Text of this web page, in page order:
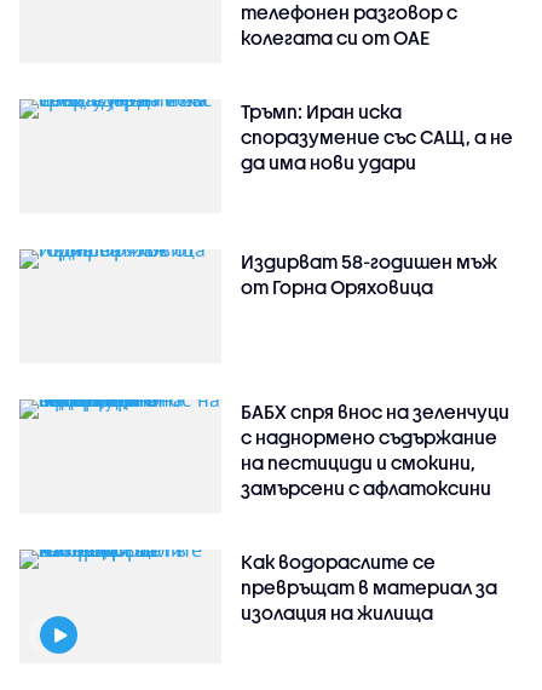
телефонен разговор с
колегата си от ОАЕ
Тръмп: Иран иска
споразумение със САЩ, а не
да има нови удари
Издирват 58-годишен мъж
от Горна Оряховица
БАБХ спря внос на зеленчуци
с наднормено съдържание
на пестициди и смокини,
замърсени с афлатоксини
Как водораслите се
превръщат в материал за
изолация на жилища